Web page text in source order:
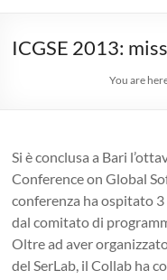
ICGSE 2013:
You are
Si è conclusa a Bari
Conference on Global
conferenza ha ospitato
dal comitato di
Oltre ad aver
del SerLab, il Collab ha